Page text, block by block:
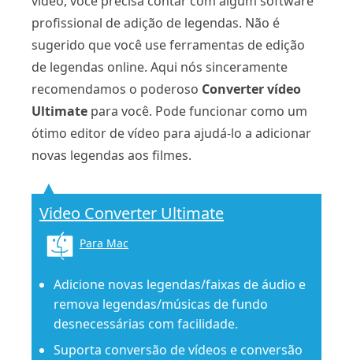
profissional de adição de legendas. Não é
sugerido que você use ferramentas de edição
de legendas online. Aqui nós sinceramente
recomendamos o poderoso Converter vídeo
Ultimate para você. Pode funcionar como um
ótimo editor de vídeo para ajudá-lo a adicionar
novas legendas aos filmes.
Video Converter Ultimate
Para Mac
Adicione novas legendas/faixas de áudio e
remova legendas/músicas de fundo
desnecessárias com facilidade.
Suporta conversão de vídeos e conversão